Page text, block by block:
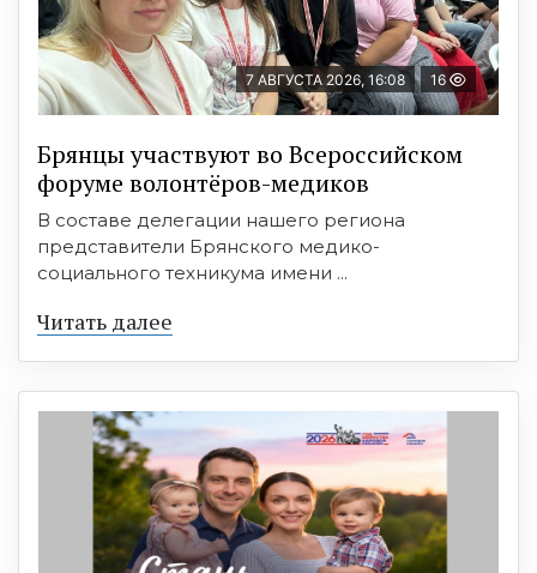
7 АВГУСТА 2026, 16:08 16
Брянцы участвуют во Всероссийском
форуме волонтёров-медиков
В составе делегации нашего региона
представители Брянского медико-
социального техникума имени ...
Читать далее